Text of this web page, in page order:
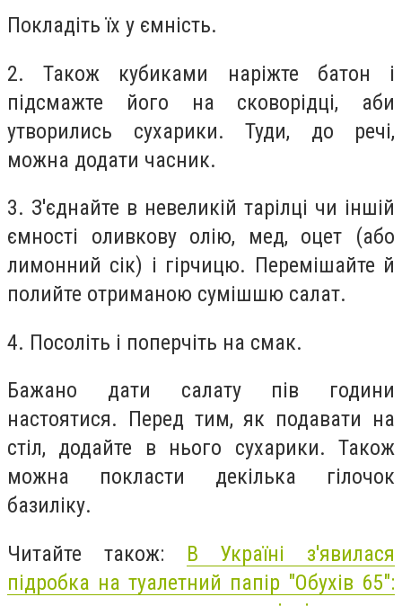
Покладіть їх у ємність.
2. Також кубиками наріжте батон і
підсмажте його на сковорідці, аби
утворились сухарики. Туди, до речі,
можна додати часник.
3. З'єднайте в невеликій тарілці чи іншій
ємності оливкову олію, мед, оцет (або
лимонний сік) і гірчицю. Перемішайте й
полийте отриманою сумішшю салат.
4. Посоліть і поперчіть на смак.
Бажано дати салату пів години
настоятися. Перед тим, як подавати на
стіл, додайте в нього сухарики. Також
можна покласти декілька гілочок
базиліку.
Читайте також: В Україні з'явилася
підробка на туалетний папір "Обухів 65":